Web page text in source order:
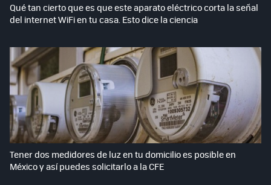
Qué tan cierto que es que este aparato eléctrico corta la señal
del internet WiFi en tu casa. Esto dice la ciencia
Tener dos medidores de luz en tu domicilio es posible en
México y así puedes solicitarlo a la CFE